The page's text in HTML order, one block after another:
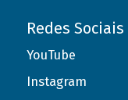
Redes Sociais
YouTube
Instagram